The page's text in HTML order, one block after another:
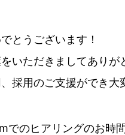
とうございます！
いただきましてありが
採用のご支援ができ大
でのヒアリングのお時